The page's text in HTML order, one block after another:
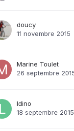
doucy
11 novembre 2015
Marine Toulet
26 septembre
ldino
18 septembre 2015